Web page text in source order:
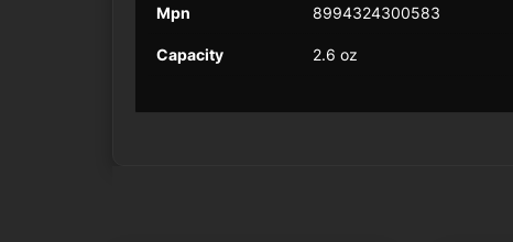
Mpn 8994324300583
Capacity 2.6 oz